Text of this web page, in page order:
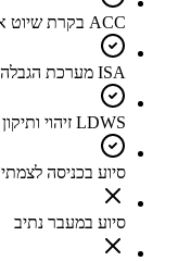
ACC בקרת שיוט אדפטיבית כולל סיוע בפקקים
ISA מערכת הגבלה אוטומטית למהירות הרכב
LDWS זיהוי ותיקון אקטיבי לסטיה מנתיב
סיוע בכניסה
סיוע במעבר נתיב